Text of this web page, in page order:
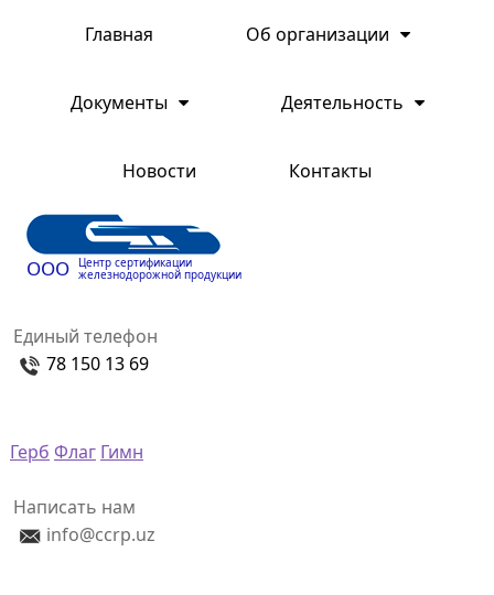
Главная Об организации
Документы Деятельность
Новости Контакты
ООО Центр сертификации
железнодорожной продукции
Единый телефон
78 150 13 69
Герб Флаг Гимн
Написать нам
info@ccrp.uz